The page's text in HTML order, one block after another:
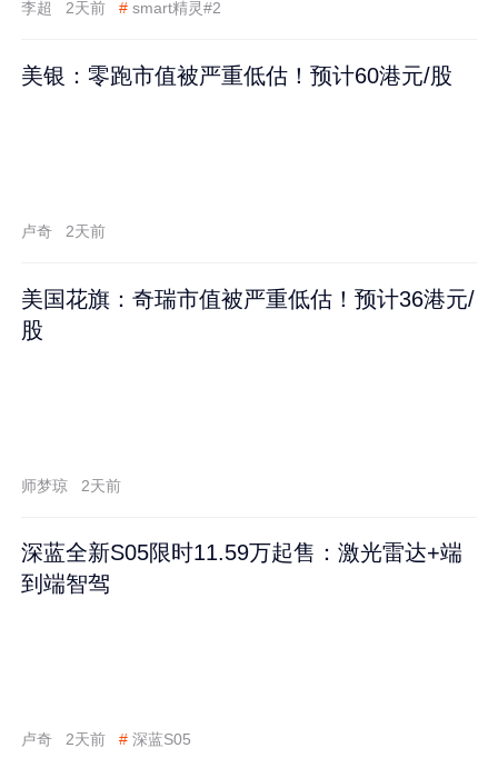
李超 2天前 # smart精灵#2
美银：零跑市值被严重低估！预计60港元/股
卢奇 2天前
美国花旗：奇瑞市值被严重低估！预计36港元/
股
师梦琼 2天前
深蓝全新S05限时11.59万起售：激光雷达+端
到端智驾
卢奇 2天前 # 深蓝S05